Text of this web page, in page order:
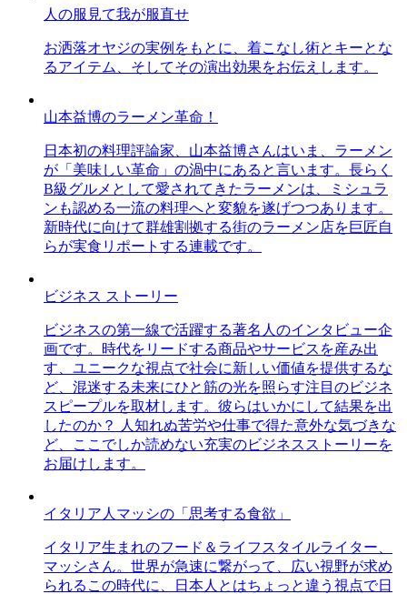
人の服見て我が服直せ
お洒落オヤジの実例をもとに、着こなし術とキーとな
るアイテム、そしてその演出効果をお伝えします。
山本益博のラーメン革命！
日本初の料理評論家、山本益博さんはいま、ラーメン
が「美味しい革命」の渦中にあると言います。長らく
B級グルメとして愛されてきたラーメンは、ミシュラ
ンも認める一流の料理へと変貌を遂げつつあります。
新時代に向けて群雄割拠する街のラーメン店を巨匠自
らが実食リポートする連載です。
ビジネス ストーリー
ビジネスの第一線で活躍する著名人のインタビュー企
画です。時代をリードする商品やサービスを産み出
す、ユニークな視点で社会に新しい価値を提供するな
ど、混迷する未来にひと筋の光を照らす注目のビジネ
スピープルを取材します。彼らはいかにして結果を出
したのか？ 人知れぬ苦労や仕事で得た意外な気づきな
ど、ここでしか読めない充実のビジネスストーリーを
お届けします。
イタリア人マッシの「思考する食欲」
イタリア生まれのフード＆ライフスタイルライター、
マッシさん。世界が急速に繋がって、広い視野が求め
られるこの時代に、日本人とはちょっと違う視点で日